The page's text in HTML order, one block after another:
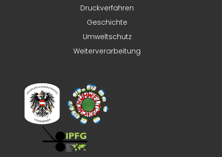
Druckverfahren
Geschichte
Umweltschutz
Weiterverarbeitung